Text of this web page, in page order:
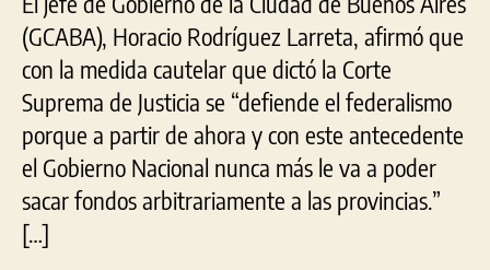
(GCABA), Horacio Rodríguez Larreta, afirmó que
con la medida cautelar que dictó la Corte
Suprema de Justicia se “defiende el federalismo
porque a partir de ahora y con este antecedente
el Gobierno Nacional nunca más le va a poder
sacar fondos arbitrariamente a las provincias.”
[…]